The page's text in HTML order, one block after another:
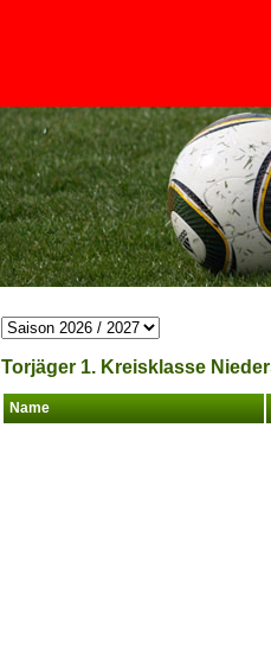
Torjäger 1. Kreisklasse
Name